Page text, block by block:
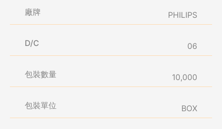
廠牌 PHILIPS
D/C 06
包裝數量 10,000
包裝單位 BOX